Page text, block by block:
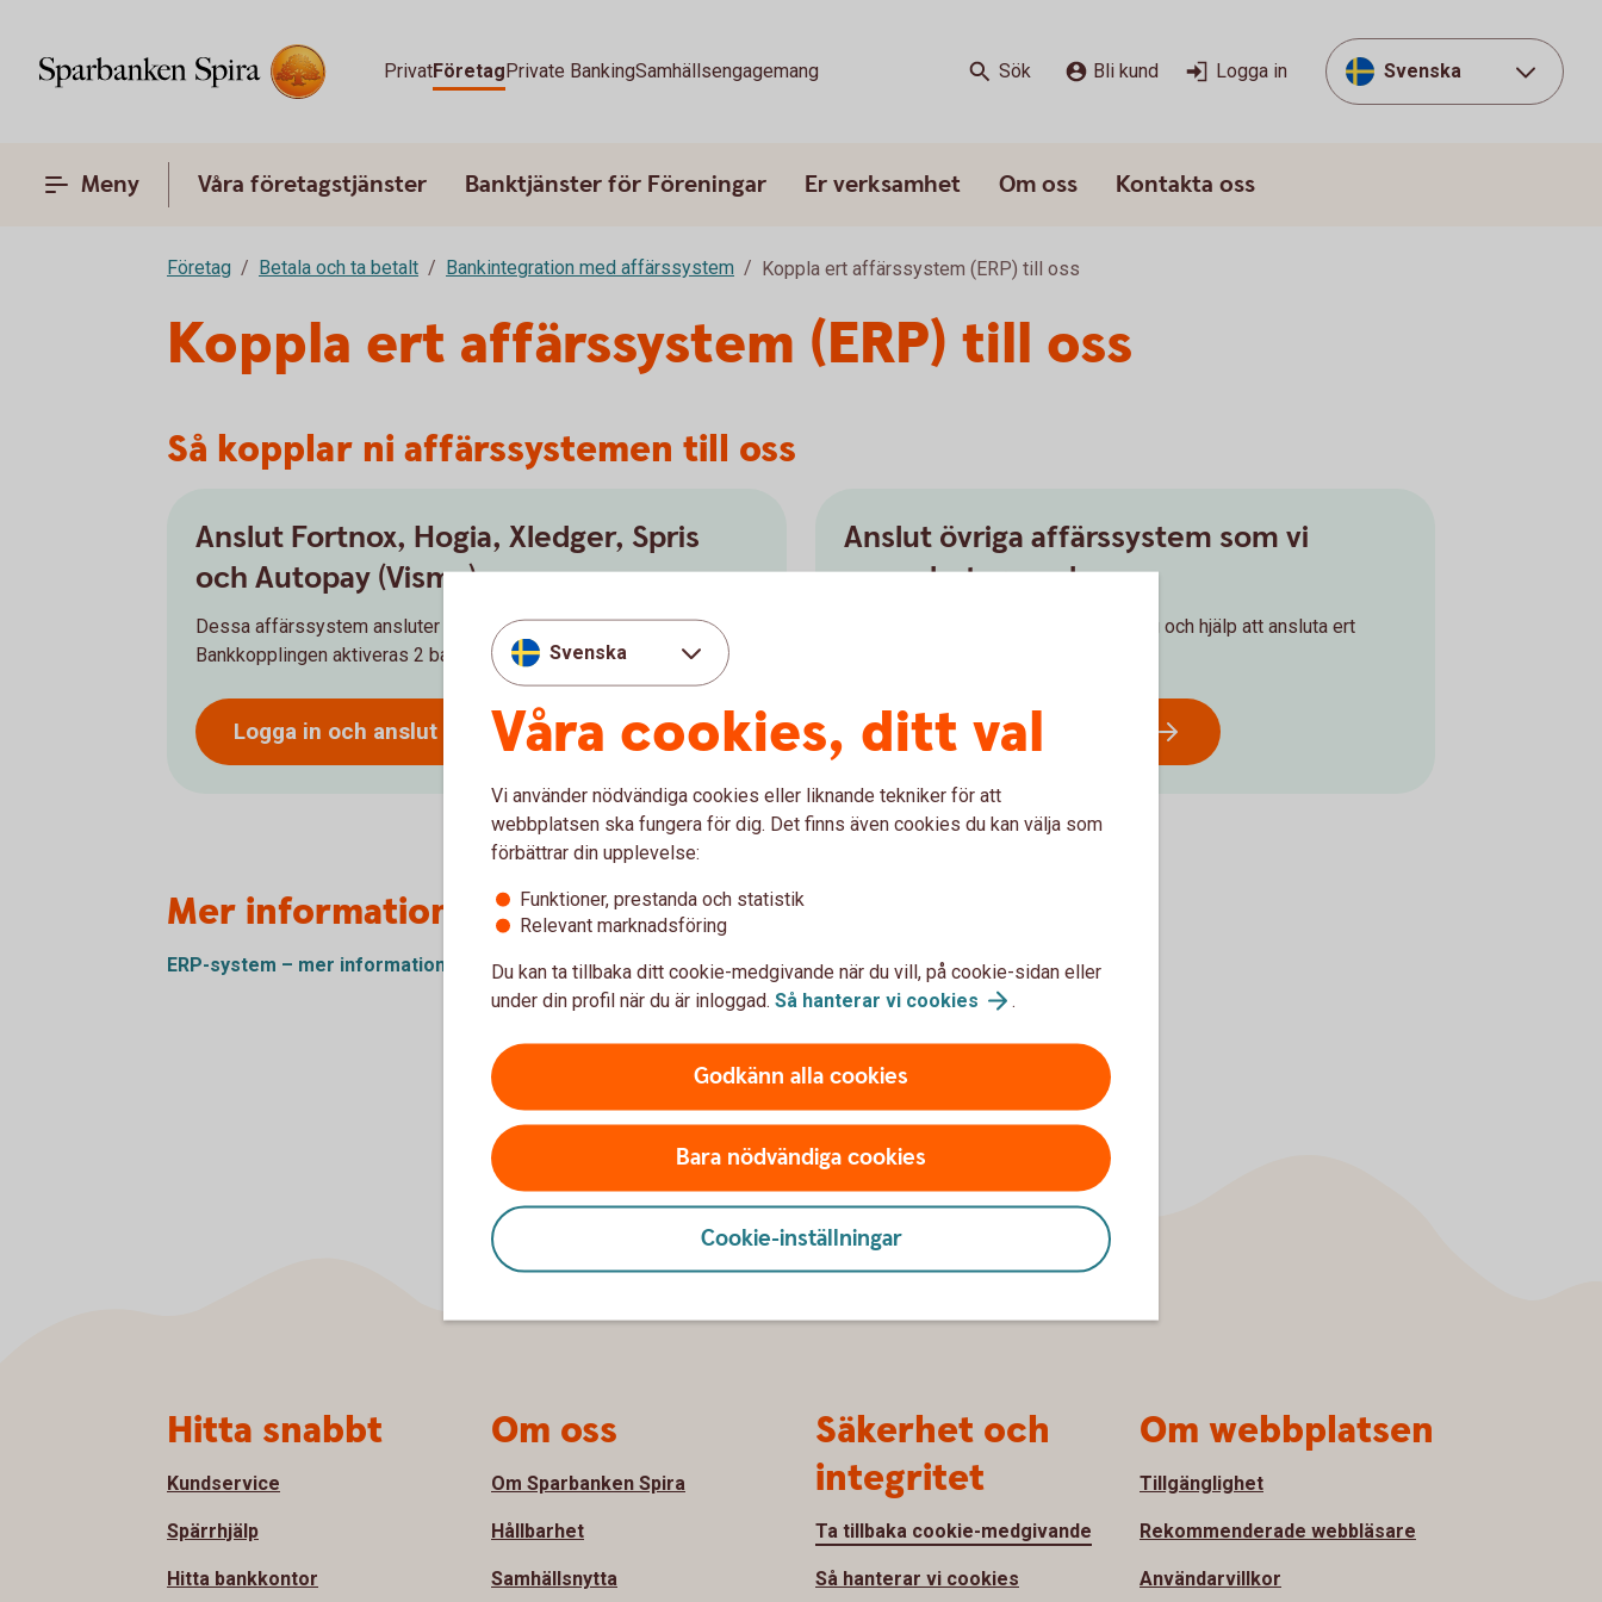
PrivatFöretagPrivate BankingSamhällsengagemang Sök Bli kund Logga in Svenska
Meny Våra företagstjänster Banktjänster för Föreningar Er verksamhet Om oss Kontakta oss
Företag Betala och ta betalt Bankintegration med affärssystem Koppla ert affärssystem (ERP) till oss
Koppla ert affärssystem (ERP) till oss
Så kopplar ni affärssystemen till oss
Anslut Fortnox, Hogia, Xledger, Spris
och Autopay (Visma)
Dessa affärssystem ansluter ni själva enkelt i internetbanken.
Bankkopplingen aktiveras 2 bankdagar efter själva anslutningen.
Logga in och anslut ert ERP tilloss
Anslut övriga affärssystem som vi
samarbetar med
Kontakta ert bankkontor för rådgivning och hjälp att ansluta ert
Anslut ERP på
Mer information
ERP-system – mer information
Svenska
Våra cookies, ditt val
Vi använder nödvändiga cookies eller liknande tekniker för att
webbplatsen ska fungera för dig. Det finns även cookies du kan välja som
förbättrar din upplevelse:
Funktioner, prestanda och statistik
Relevant marknadsföring
Du kan ta tillbaka ditt cookie-medgivande när du vill, på cookie-sidan eller
under din profil när du är inloggad. Så hanterar vi cookies .
Godkänn alla cookies
Bara nödvändiga cookies
Cookie-inställningar
Hitta snabbt
Kundservice
Spärrhjälp
Hitta bankkontor
Om oss
Om Sparbanken Spira
Hållbarhet
Samhällsnytta
Säkerhet och
integritet
Ta tillbaka cookie-medgivande
Så hanterar vi cookies
Om webbplatsen
Tillgänglighet
Rekommenderade webbläsare
Användarvillkor